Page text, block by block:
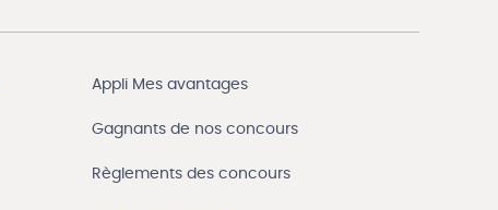
Appli Mes avantages
Gagnants de nos concours
Règlements des concours